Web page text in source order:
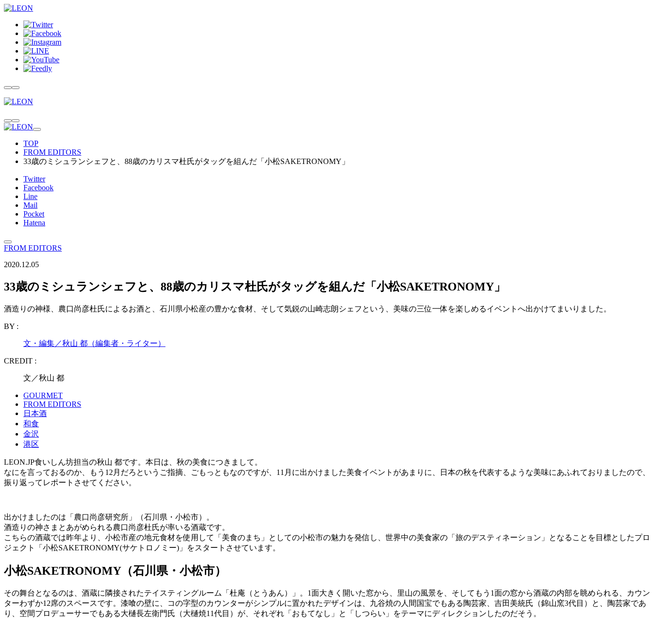
TOP
FROM EDITORS
33歳のミシュランシェフと、88歳のカリスマ杜氏がタッグを組んだ「小松SAKETRONOMY」
Twitter
Facebook
Line
Mail
Pocket
Hatena
FROM EDITORS
2020.12.05
33歳のミシュランシェフと、88歳のカリスマ杜氏がタッグを組んだ「小松SAKETRONOMY」
酒造りの神様、農口尚彦杜氏によるお酒と、石川県小松産の豊かな食材、そして気鋭の山崎志朗シェフという、美味の三位一体を楽しめるイベントへ出かけてまいりました。
BY :
文・編集／秋山 都（編集者・ライター）
CREDIT :
文／秋山 都
GOURMET
FROM EDITORS
日本酒
和食
金沢
港区
LEON.JP食いしん坊担当の秋山 都です。本日は、秋の美食につきまして。
なにを言っておるのか、もう12月だろというご指摘、ごもっともなのですが、11月に出かけました美食イベントがあまりに、日本の秋を代表するような美味にあふれておりましたので、
振り返ってレポートさせてください。
出かけましたのは「農口尚彦研究所」（石川県・小松市）。
酒造りの神さまとあがめられる農口尚彦杜氏が率いる酒蔵です。
こちらの酒蔵では昨年より、小松市産の地元食材を使用して「美食のまち」としての小松市の魅力を発信し、世界中の美食家の「旅のデスティネーション」となることを目標としたプロ
ジェクト「小松SAKETRONOMY(サケトロノミー)」をスタートさせています。
小松SAKETRONOMY（石川県・小松市）
その舞台となるのは、酒蔵に隣接されたテイスティングルーム「杜庵（とうあん）」。1面大きく開いた窓から、里山の風景を、そしてもう1面の窓から酒蔵の内部を眺められる、カウン
ターわずか12席のスペースです。漆喰の壁に、コの字型のカウンターがシンプルに置かれたデザインは、九谷焼の人間国宝でもある陶芸家、吉田美統氏（錦山窯3代目）と、陶芸家であ
り、空間プロデューサーでもある大樋長左衛門氏（大樋焼11代目）が、それぞれ「おもてなし」と「しつらい」をテーマにディレクションしたのだそう。